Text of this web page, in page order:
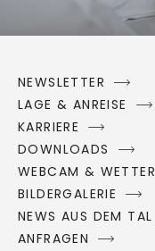
NEWSLETTER
LAGE & ANREISE
KARRIERE
DOWNLOADS
WEBCAM & WETTER
BILDERGALERIE
NEWS AUS DEM TAL
ANFRAGEN